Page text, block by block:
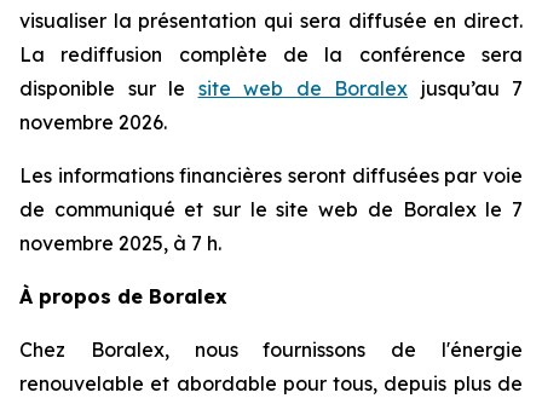
visualiser la présentation qui sera diffusée en direct.
La rediffusion complète de la conférence sera
disponible sur le site web de Boralex jusqu’au 7
novembre 2026.
Les informations financières seront diffusées par voie
de communiqué et sur le site web de Boralex le 7
novembre 2025, à 7 h.
À propos de Boralex
Chez Boralex, nous fournissons de l'énergie
renouvelable et abordable pour tous, depuis plus de